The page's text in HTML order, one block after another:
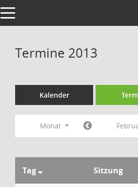
Toggle navigation
Termine 2013
Kalender
Monat
Tag Sitzung